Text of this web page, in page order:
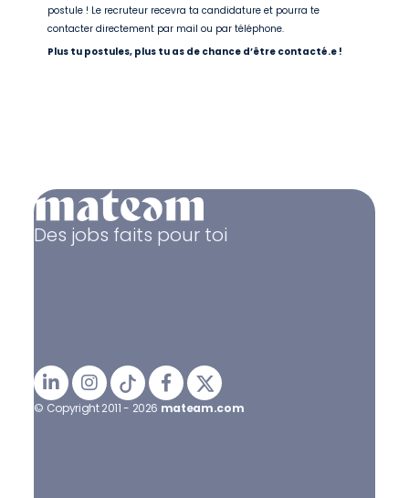
postule ! Le recruteur recevra ta candidature et pourra te
contacter directement par mail ou par téléphone.
Plus tu postules, plus tu as de chance d’être contacté.e !
Des jobs faits pour toi
© Copyright 2011 - 2026 mateam.com